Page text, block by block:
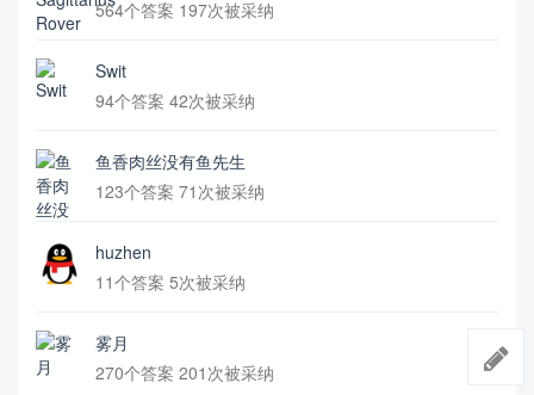
564个答案 197次被采纳
Swit
94个答案 42次被采纳
鱼香肉丝没有鱼先生
123个答案 71次被采纳
huzhen
11个答案 5次被采纳
雾月
270个答案 201次被采纳